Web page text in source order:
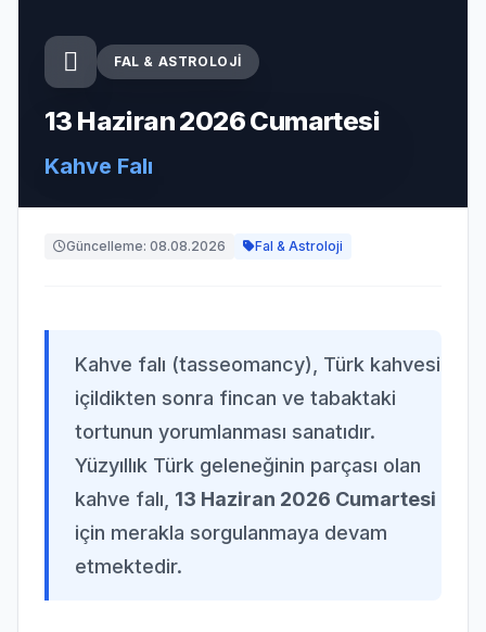
FAL & ASTROLOJI
13 Haziran 2026 Cumartesi
Kahve Falı
Güncelleme: 08.08.2026 Fal & Astroloji
Kahve falı (tasseomancy), Türk kahvesi
içildikten sonra fincan ve tabaktaki
tortunun yorumlanması sanatıdır.
Yüzyıllık Türk geleneğinin parçası olan
kahve falı, 13 Haziran 2026 Cumartesi
için merakla sorgulanmaya devam
etmektedir.